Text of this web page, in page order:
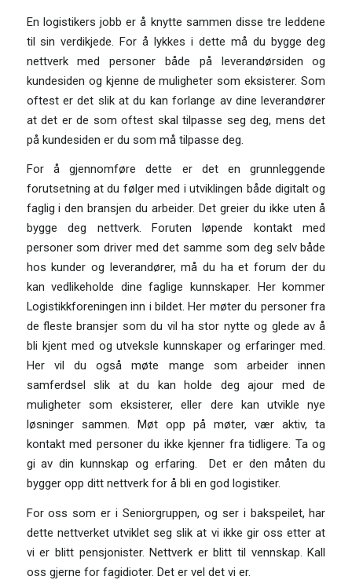
En logistikers jobb er å knytte sammen disse tre leddene
til sin verdikjede. For å lykkes i dette må du bygge deg
nettverk med personer både på leverandørsiden og
kundesiden og kjenne de muligheter som eksisterer. Som
oftest er det slik at du kan forlange av dine leverandører
at det er de som oftest skal tilpasse seg deg, mens det
på kundesiden er du som må tilpasse deg.
For å gjennomføre dette er det en grunnleggende
forutsetning at du følger med i utviklingen både digitalt og
faglig i den bransjen du arbeider. Det greier du ikke uten å
bygge deg nettverk. Foruten løpende kontakt med
personer som driver med det samme som deg selv både
hos kunder og leverandører, må du ha et forum der du
kan vedlikeholde dine faglige kunnskaper. Her kommer
Logistikkforeningen inn i bildet. Her møter du personer fra
de fleste bransjer som du vil ha stor nytte og glede av å
bli kjent med og utveksle kunnskaper og erfaringer med.
Her vil du også møte mange som arbeider innen
samferdsel slik at du kan holde deg ajour med de
muligheter som eksisterer, eller dere kan utvikle nye
løsninger sammen. Møt opp på møter, vær aktiv, ta
kontakt med personer du ikke kjenner fra tidligere. Ta og
gi av din kunnskap og erfaring. Det er den måten du
bygger opp ditt nettverk for å bli en god logistiker.
For oss som er i Seniorgruppen, og ser i bakspeilet, har
dette nettverket utviklet seg slik at vi ikke gir oss etter at
vi er blitt pensjonister. Nettverk er blitt til vennskap. Kall
oss gjerne for fagidioter. Det er vel det vi er.